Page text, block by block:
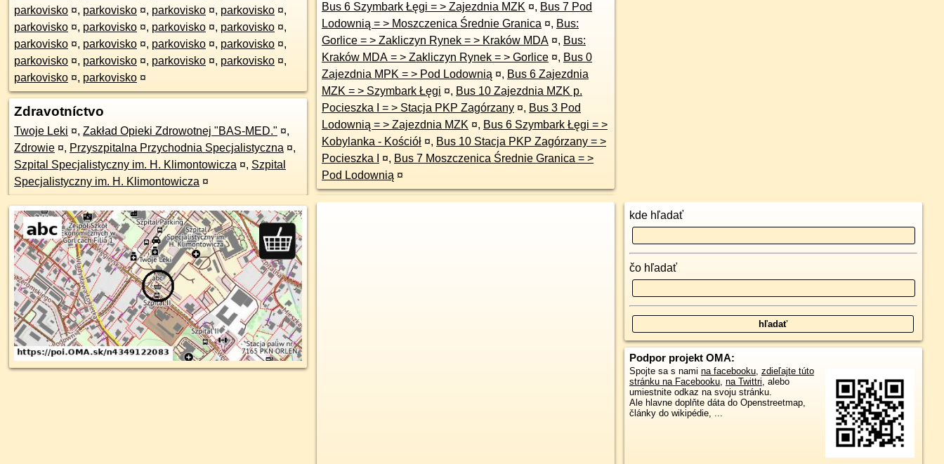
parkovisko ¤, parkovisko ¤, parkovisko ¤, parkovisko ¤,
parkovisko ¤, parkovisko ¤, parkovisko ¤, parkovisko ¤,
parkovisko ¤, parkovisko ¤, parkovisko ¤, parkovisko ¤,
parkovisko ¤, parkovisko ¤, parkovisko ¤, parkovisko ¤,
parkovisko ¤, parkovisko ¤
Zdravotníctvo
Twoje Leki ¤, Zakład Opieki Zdrowotnej "BAS-MED." ¤,
Zdrowie ¤, Przyszpitalna Przychodnia Specjalistyczna ¤,
Szpital Specjalistyczny im. H. Klimontowicza ¤, Szpital
Specjalistyczny im. H. Klimontowicza ¤
Bus 6 Szymbark Łęgi = > Zajezdnia MZK ¤, Bus 7 Pod
Lodownią = > Moszczenica Średnie Granica ¤, Bus:
Gorlice = > Zakliczyn Rynek = > Kraków MDA ¤, Bus:
Kraków MDA = > Zakliczyn Rynek = > Gorlice ¤, Bus 0
Zajezdnia MPK = > Pod Lodownią ¤, Bus 6 Zajezdnia
MZK = > Szymbark Łęgi ¤, Bus 10 Zajezdnia MZK p.
Pocieszka I = > Stacja PKP Zagórzany ¤, Bus 3 Pod
Lodownią = > Zajezdnia MZK ¤, Bus 6 Szymbark Łęgi = >
Kobylanka - Kościół ¤, Bus 10 Stacja PKP Zagórzany = >
Pocieszka I
¤, Bus 7 Moszczenica Średnie Granica = >
Pod Lodownią ¤
kde hľadať
čo hľadať
Podpor projekt OMA:
Spojte sa s nami na facebooku, zdieľajte túto
stránku na Facebooku, na Twittri, alebo
umiestnite odkaz na svoju stránku.
Ale hlavne doplňte dáta do Openstreetmap,
články do wikipédie, ...